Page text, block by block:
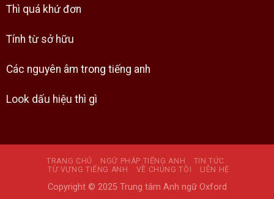
Thì quá khứ đơn
Tính từ sở hữu
Các nguyên âm trong tiếng anh
Look dấu hiệu thì gì
TRANG CHỦ NGỮ PHÁP TIẾNG ANH
TIN TỨC
TỪ VỰNG TIẾNG ANH
VỀ CHÚNG TÔI LIÊN HỆ
Copyright © 2025 Trung tâm Anh ngữ Oxford